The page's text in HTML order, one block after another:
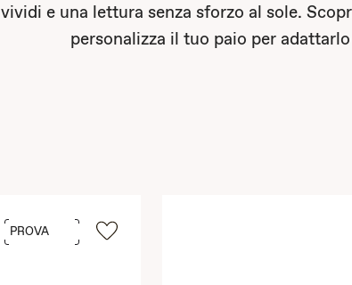
vividi e una lettura senza sforzo al sole.
personalizza il tuo paio per
PROVA